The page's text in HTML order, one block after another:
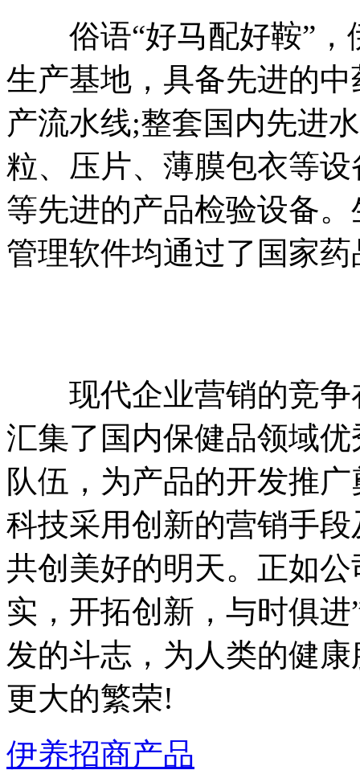
俗语“好马配好鞍”，
生产基地，具备先进的
产流水线;整套国内先进
粒、压片、薄膜包衣等
等先进的产品检验设备
管理软件均通过了国家
现代企业营销的竞争
汇集了国内保健品领域
队伍，为产品的开发推
科技采用创新的营销手
共创美好的明天。正如
实，开拓创新，与时俱
发的斗志，为人类的健
更大的繁荣!
伊养招商产品